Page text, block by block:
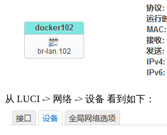
从 LUCI -> 网络 -> 设备 看到如下：